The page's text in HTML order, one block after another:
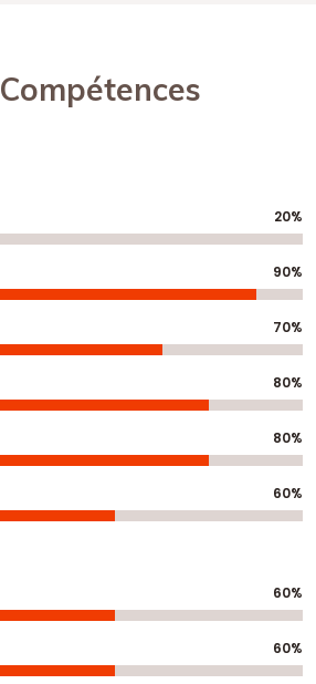
Compétences
20%
90%
70%
80%
80%
60%
60%
60%